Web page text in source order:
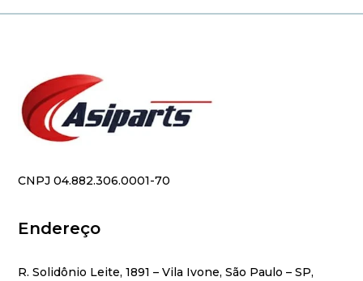
CNPJ 04.882.306.0001-70
Endereço
R. Solidônio Leite, 1891 – Vila Ivone, São Paulo – SP,